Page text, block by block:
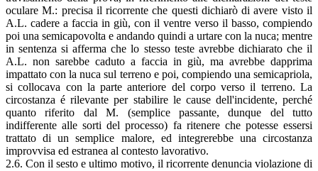
oculare M.: precisa il ricorrente che questi dichiarò di avere visto il
A.L. cadere a faccia in giù, con il ventre verso il basso, compiendo
poi una semicapovolta e andando quindi a urtare con la nuca; mentre
in sentenza si afferma che lo stesso teste avrebbe dichiarato che il
A.L. non sarebbe caduto a faccia in giù, ma avrebbe dapprima
impattato con la nuca sul terreno e poi, compiendo una semicapriola,
si collocava con la parte anteriore del corpo verso il terreno. La
circostanza é rilevante per stabilire le cause dell'incidente, perché
quanto riferito dal M. (semplice passante, dunque del tutto
indifferente alle sorti del processo) fa ritenere che potesse essersi
trattato di un semplice malore, ed integrerebbe una circostanza
improvvisa ed estranea al contesto lavorativo.
2.6. Con il sesto e ultimo motivo, il ricorrente denuncia violazione di